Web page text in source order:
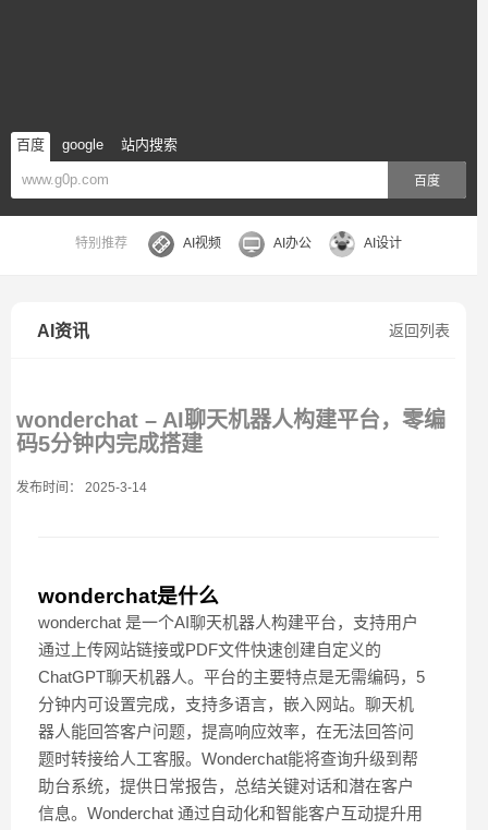
百度 google 站内搜索
百度
特别推荐 AI视频 AI办公 AI设计
返回列表
AI资讯
wonderchat – AI聊天机器人构建平台，零编
码5分钟内完成搭建
发布时间： 2025-3-14
wonderchat是什么
wonderchat 是一个AI聊天机器人构建平台，支持用户
通过上传网站链接或PDF文件快速创建自定义的
ChatGPT聊天机器人。平台的主要特点是无需编码，5
分钟内可设置完成，支持多语言，嵌入网站。聊天机
器人能回答客户问题，提高响应效率，在无法回答问
题时转接给人工客服。Wonderchat能将查询升级到帮
助台系统，提供日常报告，总结关键对话和潜在客户
信息。Wonderchat 通过自动化和智能客户互动提升用